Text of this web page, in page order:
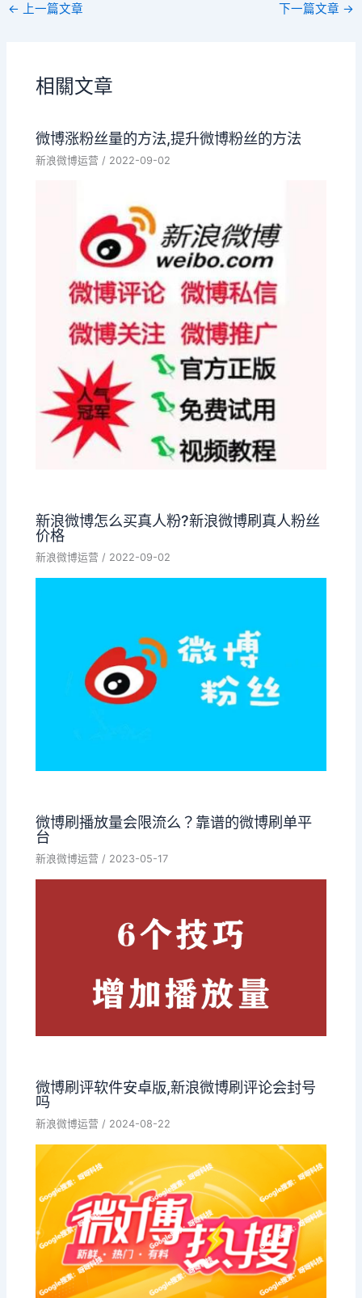
← 上一篇文章 下一篇文章 →
相關文章
微博涨粉丝量的方法,提升微博粉丝的方法
新浪微博运营 / 2022-09-02
新浪微博怎么买真人粉?新浪微博刷真人粉丝
价格
新浪微博运营 / 2022-09-02
微博刷播放量会限流么？靠谱的微博刷单平
台
新浪微博运营 / 2023-05-17
微博刷评软件安卓版,新浪微博刷评论会封号
吗
新浪微博运营 / 2024-08-22